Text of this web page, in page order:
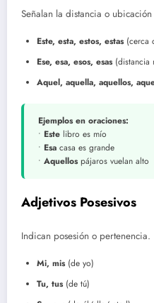
Señalan la distancia o
Este, esta, estos, estas(cerca
Ese, esa, esos, esas(distancia
Aquel, aquella, aquellos,
Ejemplos en oraciones:
• Este libro es mío
• Esa casa es grande
• Aquellospájaros vuelan alto
Adjetivos Posesivos
Indican posesión o pertenencia.
Mi, mis(de yo)
Tu, tus(de tú)